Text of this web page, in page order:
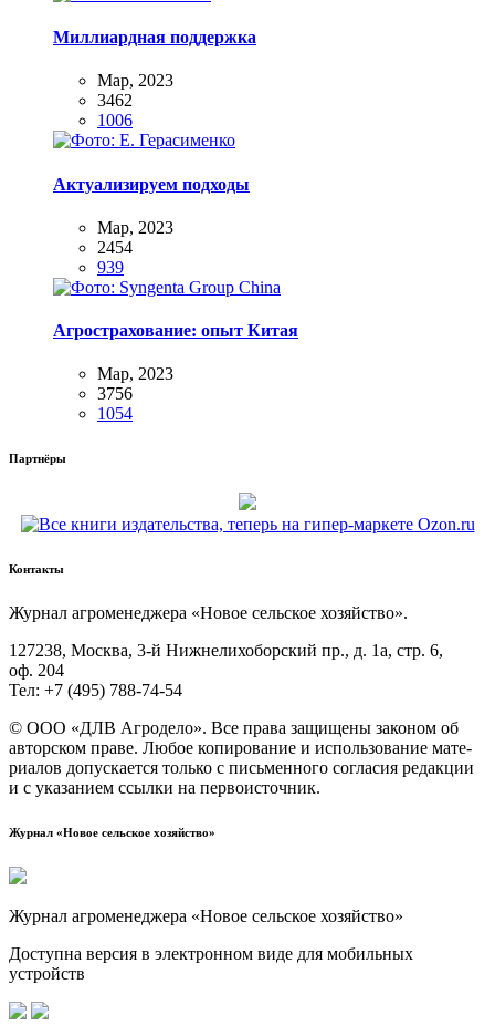
Миллиардная поддержка
Мар, 2023
3462
1006
Актуализируем подходы
Мар, 2023
2454
939
Агрострахование: опыт Китая
Мар, 2023
3756
1054
Партнёры
Контакты
Жур­нал агро­ме­не­дже­ра «Новое сель­ское хозяйство».
127238, Москва, 3‑й Ниж­не­ли­хо­бор­ский пр., д. 1а, стр. 6,
оф. 204
Тел: +7 (495) 788‑74‑54
© ООО «ДЛВ Агро­де­ло». Все пра­ва защи­ще­ны зако­ном об
автор­ском пра­ве. Любое копи­ро­ва­ние и исполь­зо­ва­ние мате­
ри­а­лов допус­ка­ет­ся толь­ко с пись­мен­но­го согла­сия редак­ции
и с ука­за­ни­ем ссыл­ки на первоисточник.
Журнал «Новое сельское хозяйство»
Журнал агроменеджера «Новое сельское хозяйство»
Доступна версия в электронном виде для мобильных
устройств